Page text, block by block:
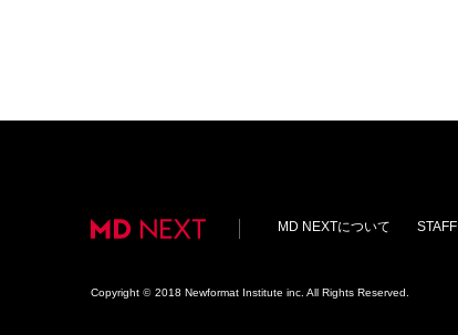
MD NEXTについて STAFF
Copyright © 2018 Newformat Institute inc. All Rights Reserved.